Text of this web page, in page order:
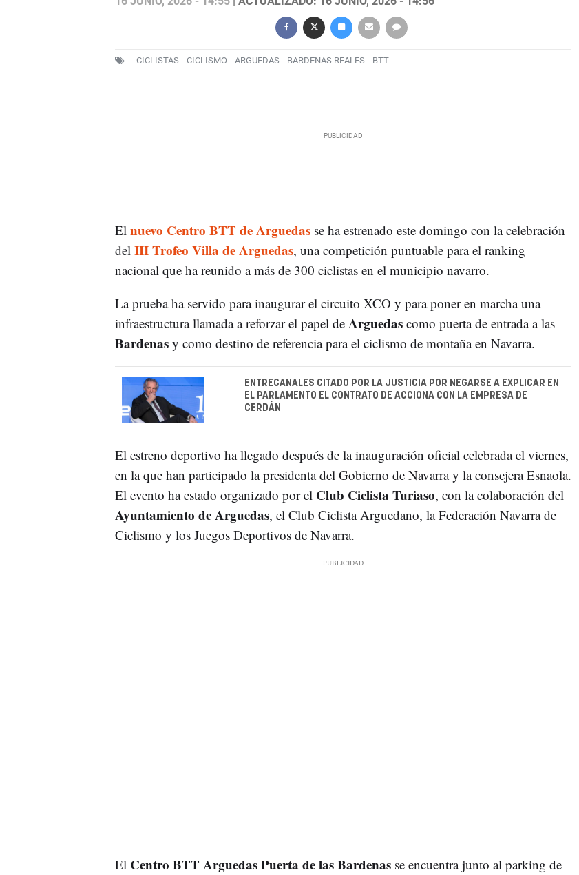
CICLISTAS CICLISMO ARGUEDAS BARDENAS REALES BTT
El nuevo Centro BTT de Arguedasse ha estrenado este domingo con la celebración
del III Trofeo Villa de Arguedas, una competición puntuable para el ranking
nacional que ha reunido a más de 300 ciclistas en el municipio navarro.
La prueba ha servido para inaugurar el circuito XCO y para poner en marcha una
infraestructura llamada a reforzar el papel de Arguedascomo puerta de entrada a las
Bardenasy como destino de referencia para el ciclismo de montaña en Navarra.
ENTRECANALES CITADO POR LA JUSTICIA POR NEGARSE A EXPLICAR EN
EL PARLAMENTO EL CONTRATO DE ACCIONA CON LA EMPRESA DE
CERDÁN
El estreno deportivo ha llegado después de la inauguración oficial celebrada el viernes,
en la que han participado la presidenta del Gobierno de Navarra y la consejera Esnaola.
El evento ha estado organizado por el Club Ciclista Turiaso, con la colaboración del
Ayuntamiento de Arguedas, el Club Ciclista Arguedano, la Federación Navarra de
Ciclismo y los Juegos Deportivos de Navarra.
El Centro BTT Arguedas Puerta de las Bardenasse encuentra junto al parking de